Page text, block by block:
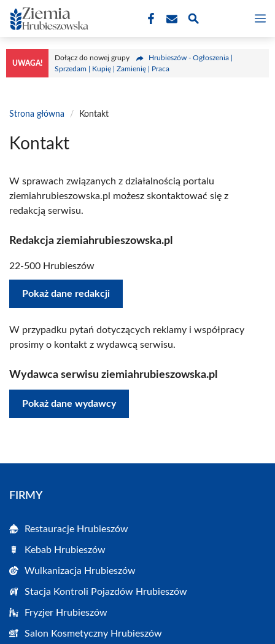
Przejdź
do
treści
UWAGA!
Dołącz do nowej grupy
Hrubieszów - Ogłoszenia |
Sprzedam | Kupię | Zamienię | Praca
Strona główna / Kontakt
Kontakt
W sprawach związanych z działalnością portalu
ziemiahrubieszowska.pl możesz skontaktować się z
redakcją serwisu.
Redakcja ziemiahrubieszowska.pl
22-500 Hrubieszów
Pokaż dane redakcji
W przypadku pytań dotyczących reklamy i współpracy
prosimy o kontakt z wydawcą serwisu.
Wydawca serwisu ziemiahrubieszowska.pl
Pokaż dane wydawcy
FIRMY
Restauracje Hrubieszów
Kebab Hrubieszów
Wulkanizacja Hrubieszów
Stacja Kontroli Pojazdów Hrubieszów
Fryzjer Hrubieszów
Salon Kosmetyczny Hrubieszów